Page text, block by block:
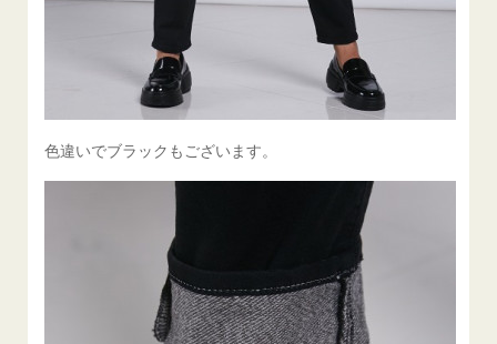
色違いでブラックもございます。